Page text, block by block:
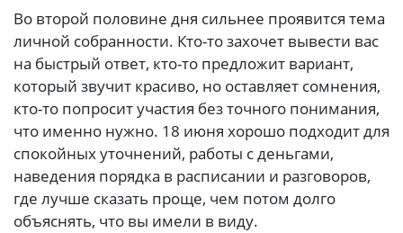
Во второй половине дня сильнее проявится тема
личной собранности. Кто-то захочет вывести вас
на быстрый ответ, кто-то предложит вариант,
который звучит красиво, но оставляет сомнения,
кто-то попросит участия без точного понимания,
что именно нужно. 18 июня хорошо подходит для
спокойных уточнений, работы с деньгами,
наведения порядка в расписании и разговоров,
где лучше сказать проще, чем потом долго
объяснять, что вы имели в виду.